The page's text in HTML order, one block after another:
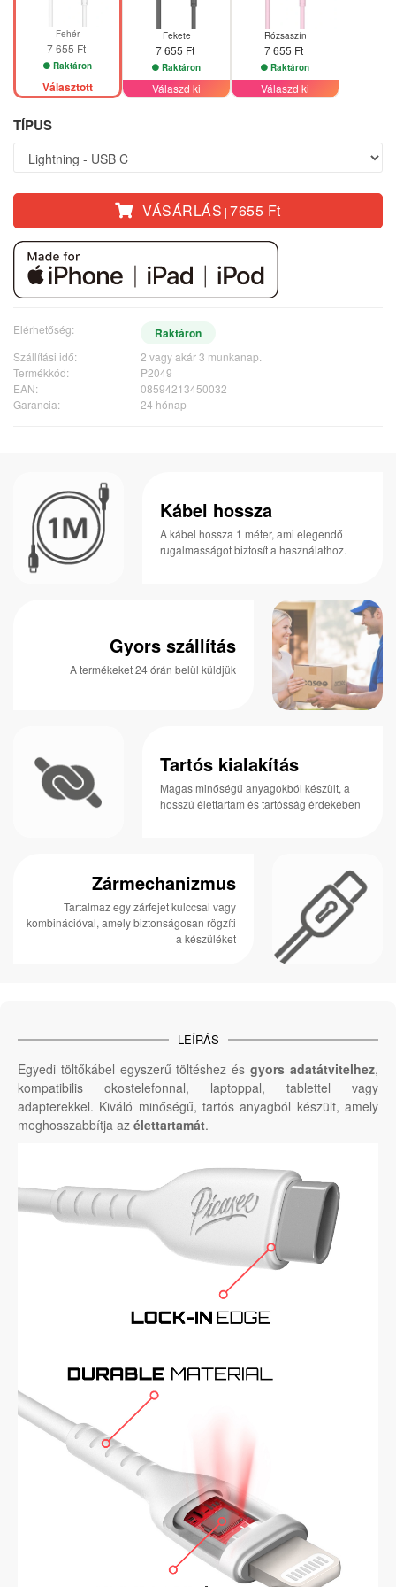
Fehér
7 655 Ft
Raktáron
Választott
Fekete
7 655 Ft
Raktáron
Válaszd ki
Rózsaszín
7 655 Ft
Raktáron
Válaszd ki
TÍPUS
VÁSÁRLÁS |7655 Ft
Elérhetőség: Raktáron
Szállítási idő:
2 vagy akár 3 munkanap.
Termékkód:
P2049
EAN:
08594213450032
Garancia:
24 hónap
Kábel hossza
A kábel hossza 1 méter, ami elegendő
rugalmasságot biztosít a használathoz.
Gyors szállítás
A termékeket 24 órán belül küldjük
Tartós kialakítás
Magas minőségű anyagokból készült, a
hosszú élettartam és tartósság érdekében
Zármechanizmus
Tartalmaz egy zárfejet kulccsal vagy
kombinációval, amely biztonságosan rögzíti
a készüléket
LEÍRÁS
Egyedi töltőkábel egyszerű töltéshez ésgyors adatátvitelhez,
kompatibilis okostelefonnal, laptoppal, tablettel vagy
adapterekkel. Kiváló minőségű, tartós anyagból készült, amely
meghosszabbítja az élettartamát.